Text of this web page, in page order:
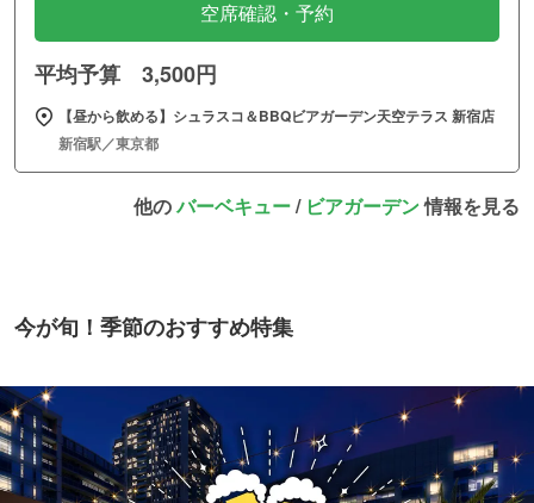
空席確認・予約
平均予算 3,500円
【昼から飲める】シュラスコ＆BBQビアガーデン天空テラス 新宿店
新宿駅／東京都
他のバーベキュー/ ビアガーデン情報を見る
今が旬！季節のおすすめ特集